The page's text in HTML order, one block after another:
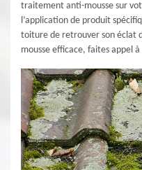
traitement anti-mousse sur
l’application de produit
toiture de retrouver son éclat
mousse efficace, faites appel à